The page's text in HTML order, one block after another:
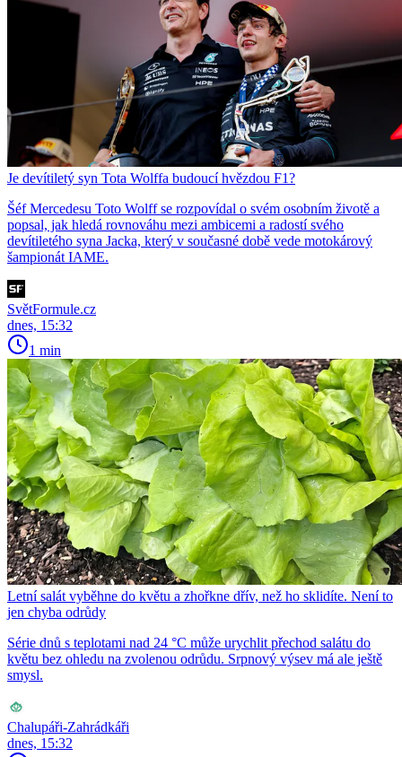
Je devítiletý syn Tota Wolffa budoucí hvězdou F1?
Šéf Mercedesu Toto Wolff se rozpovídal o svém osobním životě a
popsal, jak hledá rovnováhu mezi ambicemi a radostí svého
devítiletého syna Jacka, který v současné době vede motokárový
šampionát IAME.
SvětFormule.cz
dnes, 15:32
1 min
Letní salát vyběhne do květu a zhořkne dřív, než ho sklidíte. Není to
jen chyba odrůdy
Série dnů s teplotami nad 24 °C může urychlit přechod salátu do
květu bez ohledu na zvolenou odrůdu. Srpnový výsev má ale ještě
smysl.
Chalupáři-Zahrádkáři
dnes, 15:32